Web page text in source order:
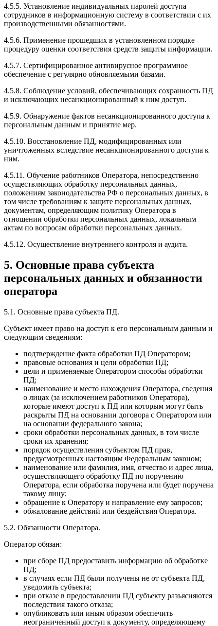
4.5.5. Установление индивидуальных паролей доступа
сотрудников в информационную систему в соответствии с их
производственными обязанностями.
4.5.6. Применение прошедших в установленном порядке
процедуру оценки соответствия средств защиты информации.
4.5.7. Сертифицированное антивирусное программное
обеспечение с регулярно обновляемыми базами.
4.5.8. Соблюдение условий, обеспечивающих сохранность ПД
и исключающих несанкционированный к ним доступ.
4.5.9. Обнаружение фактов несанкционированного доступа к
персональным данным и принятие мер.
4.5.10. Восстановление ПД, модифицированных или
уничтоженных вследствие несанкционированного доступа к
ним.
4.5.11. Обучение работников Оператора, непосредственно
осуществляющих обработку персональных данных,
положениям законодательства РФ о персональных данных, в
том числе требованиям к защите персональных данных,
документам, определяющим политику Оператора в
отношении обработки персональных данных, локальным
актам по вопросам обработки персональных данных.
4.5.12. Осуществление внутреннего контроля и аудита.
5. Оcновные права субъекта
персональных данных и обязанности
оператора
5.1. Основные права субъекта ПД.
Субъект имеет право на доступ к его персональным данным и
следующим сведениям:
подтверждение факта обработки ПД Оператором;
правовые основания и цели обработки ПД;
цели и применяемые Оператором способы обработки
ПД;
наименование и место нахождения Оператора, сведения
о лицах (за исключением работников Оператора),
которые имеют доступ к ПД или которым могут быть
раскрыты ПД на основании договора с Оператором или
на основании федерального закона;
сроки обработки персональных данных, в том числе
сроки их хранения;
порядок осуществления субъектом ПД прав,
предусмотренных настоящим Федеральным законом;
наименование или фамилия, имя, отчество и адрес лица,
осуществляющего обработку ПД по поручению
Оператора, если обработка поручена или будет поручена
такому лицу;
обращение к Оператору и направление ему запросов;
обжалование действий или бездействия Оператора.
5.2. Обязанности Оператора.
Оператор обязан:
при сборе ПД предоставить информацию об обработке
ПД;
в случаях если ПД были получены не от субъекта ПД,
уведомить субъекта;
при отказе в предоставлении ПД субъекту разъясняются
последствия такого отказа;
опубликовать или иным образом обеспечить
неограниченный доступ к документу, определяющему